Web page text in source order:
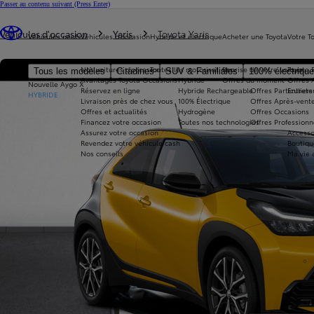
Passer au contenu suivant (Press Enter)
Véhicules neufs
Tous les modèles Citadines SUV & Familiales 100%
Nouvelle Aygo X
HYBRIDE
Véhicules d'occasion
Nos voitures d'occasion
Avantages Toyota Occasions
Réservez en ligne
Livraison près de chez vous
Offres et actualités
Financez votre occasion
Assurez votre occasion
Revendez votre véhicule cash
Nos conseils
Hybride et électrique
Toutes les motorisations
Hybride
Hybride Rechargeable
100% Électrique
Hydrogène
Toutes nos technologies
Acheter une Toyota
Reprise de votre voiture
Offres du moment
Offres Particuliers
Offres Après-
Offres Occasions
Offres
Votre
Toyota
Offres
Ma vie
Véhicules d'occasion Yaris Toyota Yaris